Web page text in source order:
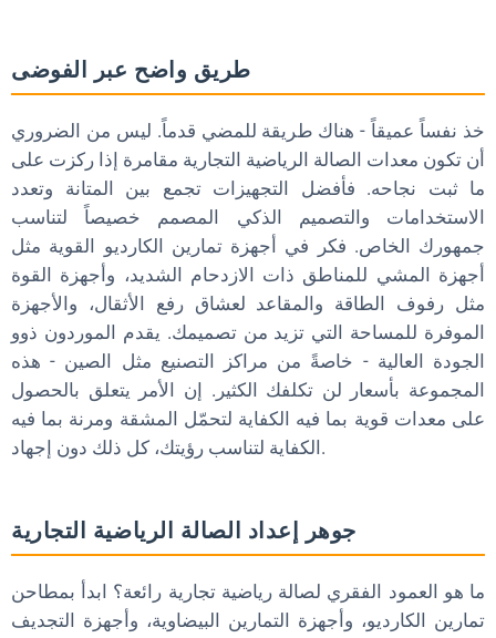
طريق واضح عبر الفوضى
خذ نفساً عميقاً - هناك طريقة للمضي قدماً. ليس من الضروري
أن تكون معدات الصالة الرياضية التجارية مقامرة إذا ركزت على
ما ثبت نجاحه. فأفضل التجهيزات تجمع بين المتانة وتعدد
الاستخدامات والتصميم الذكي المصمم خصيصاً لتناسب
جمهورك الخاص. فكر في أجهزة تمارين الكارديو القوية مثل
أجهزة المشي للمناطق ذات الازدحام الشديد، وأجهزة القوة
مثل رفوف الطاقة والمقاعد لعشاق رفع الأثقال، والأجهزة
الموفرة للمساحة التي تزيد من تصميمك. يقدم الموردون ذوو
الجودة العالية - خاصةً من مراكز التصنيع مثل الصين - هذه
المجموعة بأسعار لن تكلفك الكثير. إن الأمر يتعلق بالحصول
على معدات قوية بما فيه الكفاية لتحمّل المشقة ومرنة بما فيه
الكفاية لتناسب رؤيتك، كل ذلك دون إجهاد.
جوهر إعداد الصالة الرياضية التجارية
ما هو العمود الفقري لصالة رياضية تجارية رائعة؟ ابدأ بمطاحن
تمارين الكارديو، وأجهزة التمارين البيضاوية، وأجهزة التجديف